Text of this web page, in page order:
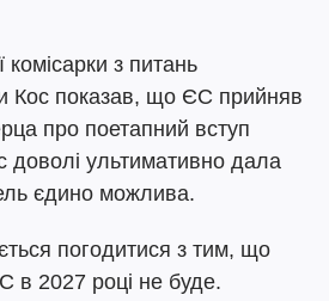
комісарки з питань
Кос показав, що ЄС прийняв
про поетапний вступ
доволі ультимативно дала
єдино можлива.
погодитися з тим, що
в 2027 році не буде.